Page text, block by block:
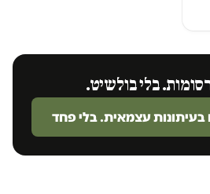
בלי בולשיט.
בעיתונות עצמאית. בלי פחד